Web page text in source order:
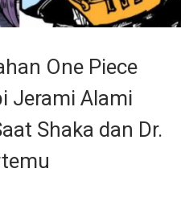
One Piece
Jerami Alami
Shaka dan Dr.